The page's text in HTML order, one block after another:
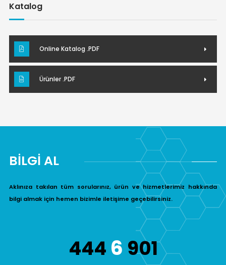
Katalog
Online Katalog .PDF
Ürünler .PDF
BİLGİ AL
Aklınıza takılan tüm sorularınız, ürün ve hizmetlerimiz hakkında
bilgi almak için hemen bizimle iletişime geçebilirsiniz.
444 6 901